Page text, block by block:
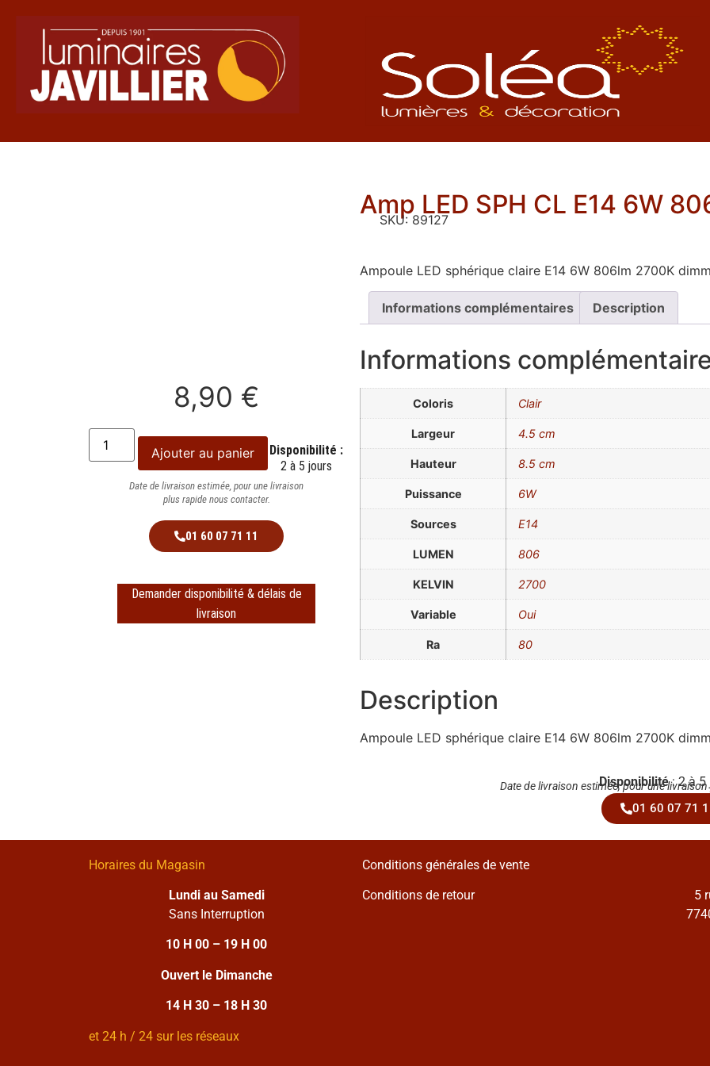
8,90 €
Ajouter au panier
Disponibilité :
2 à 5 jours
Date de livraison estimée, pour une livraison
plus rapide nous contacter.
01 60 07 71 11
Demander disponibilité & délais de
livraison
Amp LED SPH CL E14 6W
SKU: 89127
Ampoule LED sphérique claire E14 6W 806lm 2700K
Informations complémentaires Description
Informations
Coloris Clair
Largeur 4.5 cm
Hauteur 8.5 cm
Puissance 6W
Sources E14
LUMEN 806
KELVIN 2700
Variable Oui
Ra 80
Description
Ampoule LED sphérique claire E14 6W 806lm 2700K
Disponibilité: 2 à 5
Date de livraison estimée, pour une
01 60 07 71
Horaires du Magasin
Lundi au Samedi
Sans Interruption
10 H 00 – 19 H 00
Ouvert le Dimanche
14 H 30 – 18 H 30
et 24 h / 24 sur les réseaux
Conditions générales de vente
Conditions de retour
5